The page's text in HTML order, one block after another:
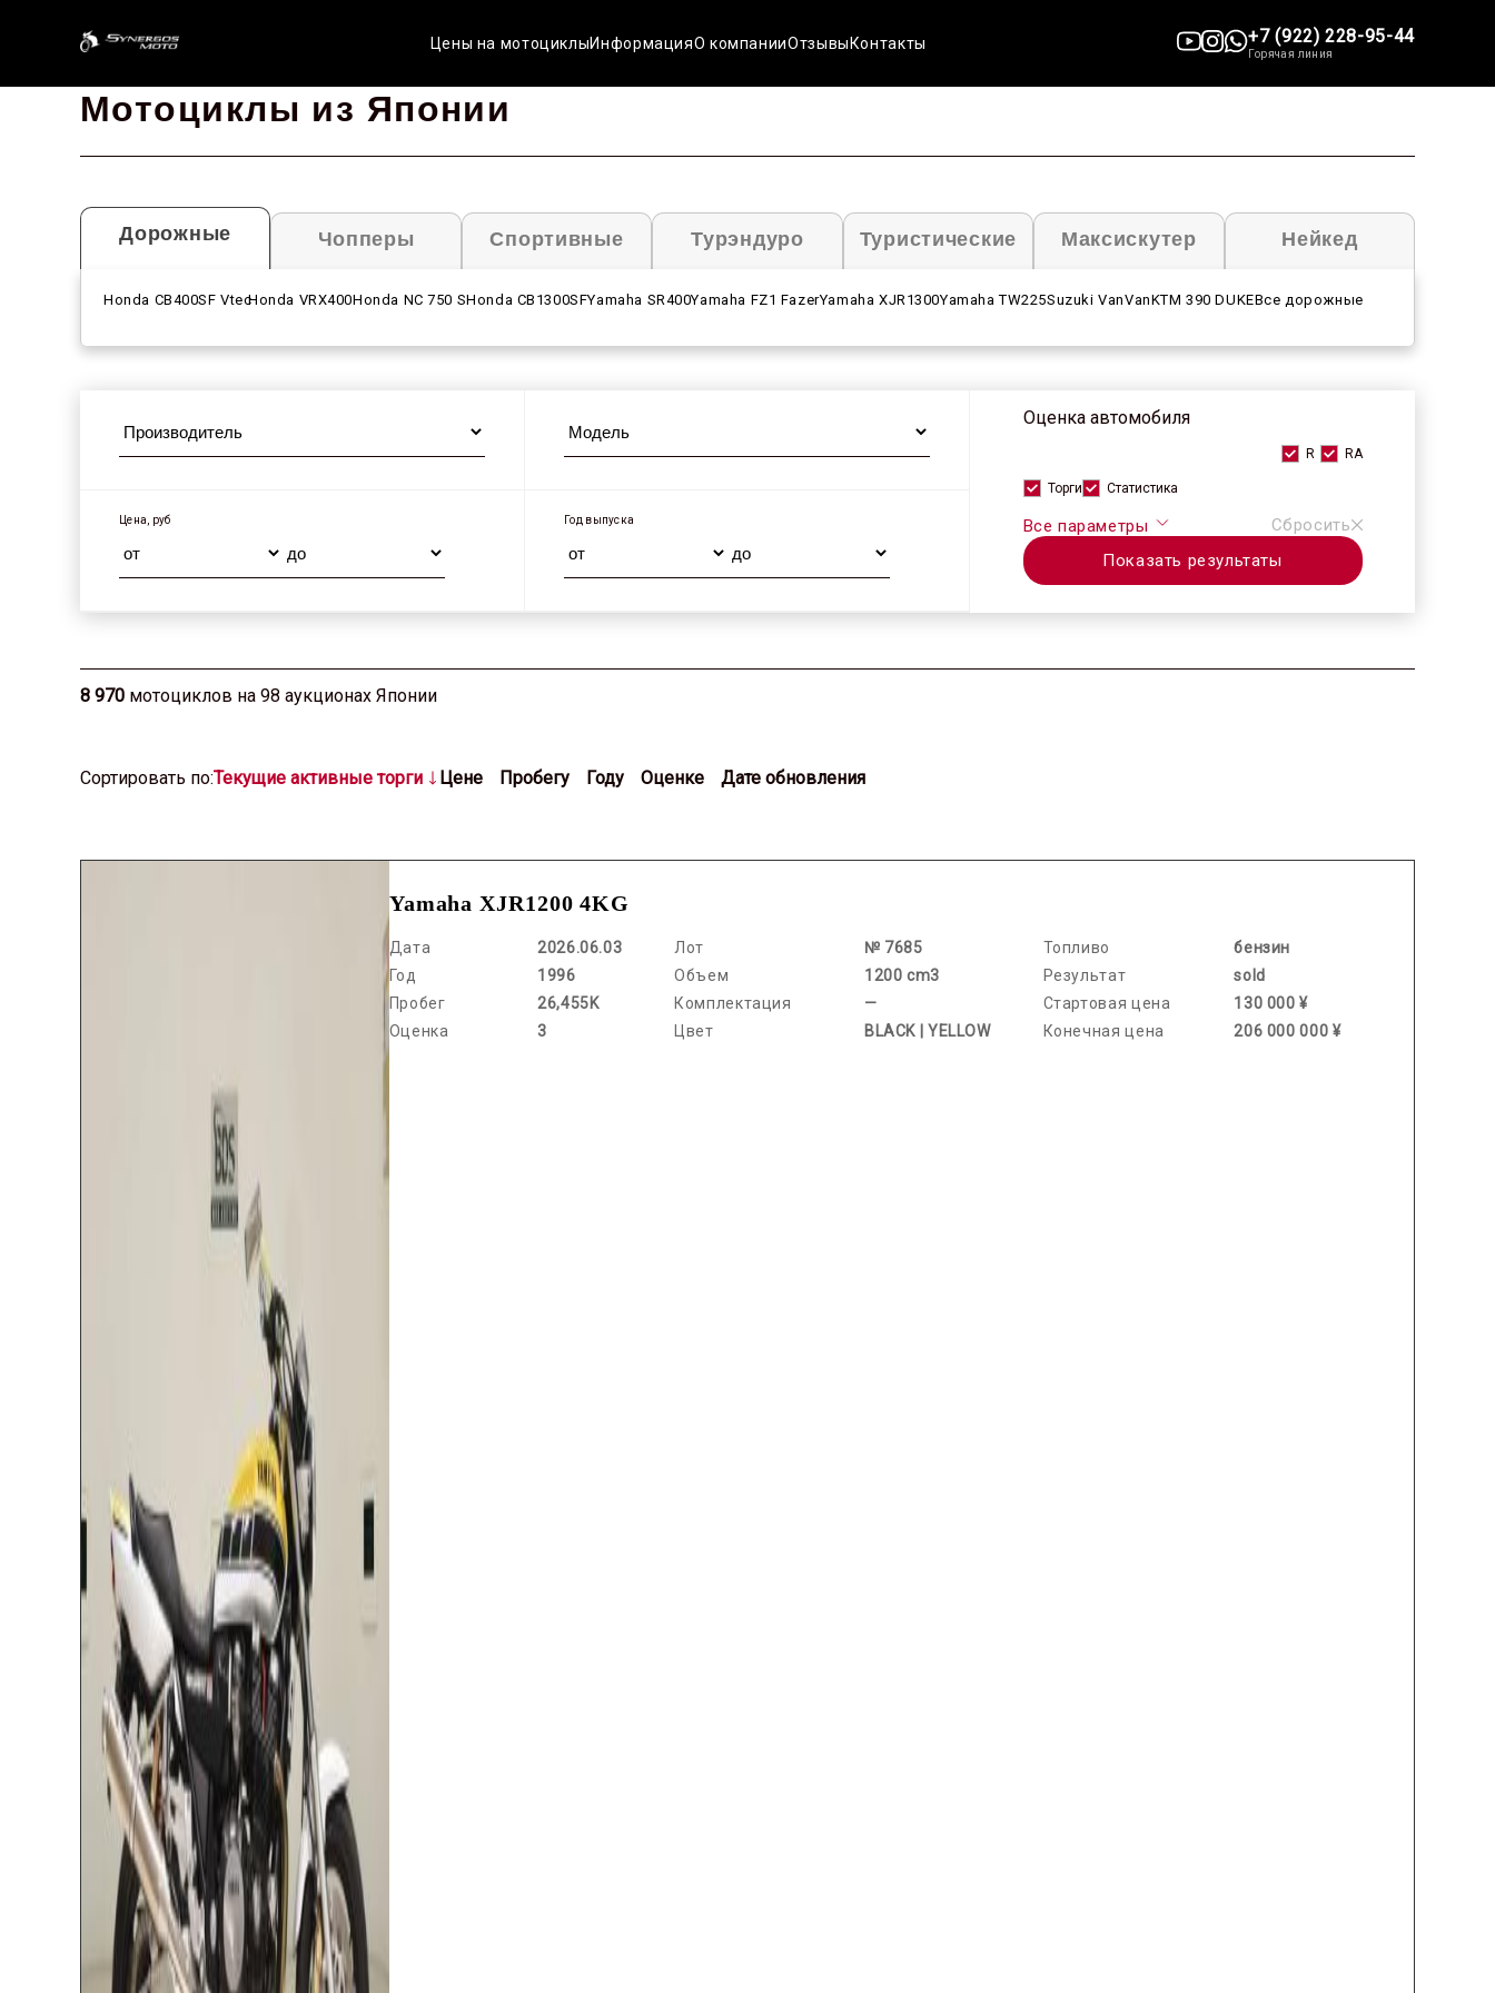
Цены на мотоциклыИнформацияО компанииОтзывы Контакты +7 (922) 228-95-44
Горячая линия
Мотоциклы из Японии
Дорожные Чопперы Спортивные Турэндуро Туристические Максискутер Нейкед
Honda CB400SF VtecHonda VRX400Honda NC 750 SHonda CB1300SFYamaha SR400Yamaha FZ1 FazerYamaha XJR1300Yamaha TW225Suzuki VanVanKTM 390 DUKEВсе дорожные
Цена, руб Год выпуска
Оценка автомобиля
R RA
Торги Статистика
Все параметры
Сбросить
Показать результаты
8 970 мотоциклов на 98 аукционах Японии
Cортировать по:Текущие активные торги Цене Пробегу Году Оценке Дате обновления
Yamaha XJR1200 4KG
Дата
2026.06.03
Год
1996
Пробег
26,455K
Оценка
3
Лот
№ 7685
Объем
1200 cm3
Комплектация
—
Цвет
BLACK | YELLOW
Топливо
бензин
Результат
sold
Стартовая цена
130 000 ¥
Конечная цена
206 000 000 ¥